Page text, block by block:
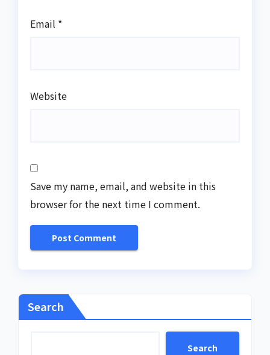
Email *
Website
Save my name, email, and website in this
browser for the next time I comment.
Search
Search